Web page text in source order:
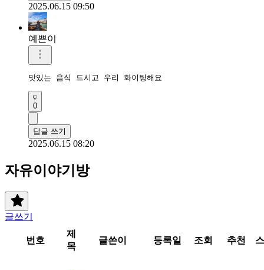
2025.06.15 09:50
예쁜이
맛있는 음식 드시고 우리 화이팅해요
0
답글 쓰기
2025.06.15 08:20
자유이야기방
글쓰기
번호
제
목
글쓴이 등록일 조회 추천